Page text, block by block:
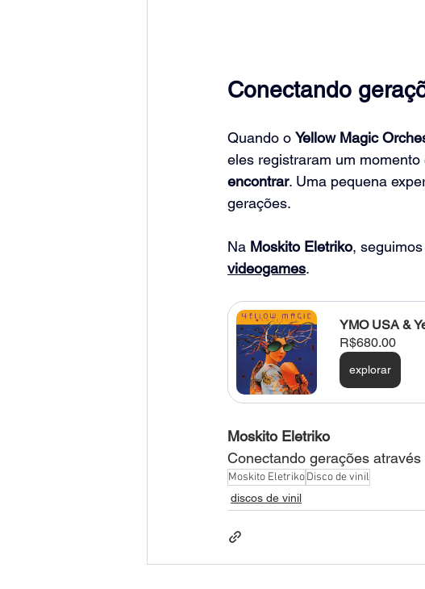
Conectando
Quando o Yellow Magic
eles registraram um momento
encontrar. Uma pequena
gerações.
Na Moskito Eletriko,
videogames.
YMO USA &
R$680.00
explorar
Moskito Eletriko
Conectando gerações
Moskito EletrikoDisco de vinil
discos de vinil